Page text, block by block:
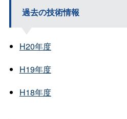
過去の技術情報
H20年度
H19年度
H18年度